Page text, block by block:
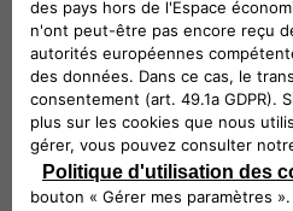
OMBRELLO RICHIUDIBILE -
500